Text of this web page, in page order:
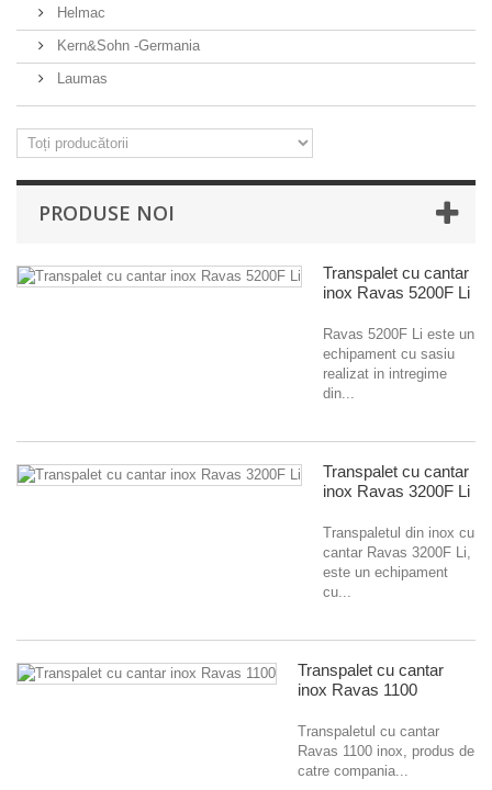
Helmac
Kern&Sohn -Germania
Laumas
PRODUSE NOI
Transpalet cu cantar
inox Ravas 5200F Li
Ravas 5200F Li este un
echipament cu sasiu
realizat in intregime
din...
Transpalet cu cantar
inox Ravas 3200F Li
Transpaletul din inox cu
cantar Ravas 3200F Li,
este un echipament
cu...
Transpalet cu cantar
inox Ravas 1100
Transpaletul cu cantar
Ravas 1100 inox, produs de
catre compania...